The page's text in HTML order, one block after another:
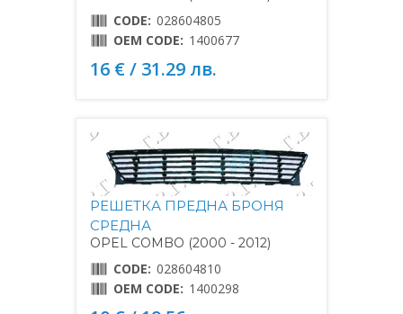
CODE: 028604805
OEM CODE: 1400677
16 € / 31.29 лв.
РЕШЕТКА ПРЕДНА БРОНЯ
СРЕДНА
OPEL COMBO (2000 - 2012)
CODE: 028604810
OEM CODE: 1400298